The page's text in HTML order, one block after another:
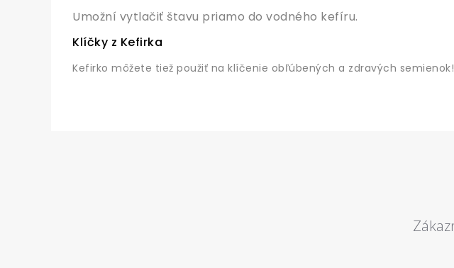
Umožní vytlačiť štavu priamo do vodného kefíru.
Klíčky z Kefirka
Kefirko môžete tiež použiť na klíčenie obľúbených a zdravých semienok!